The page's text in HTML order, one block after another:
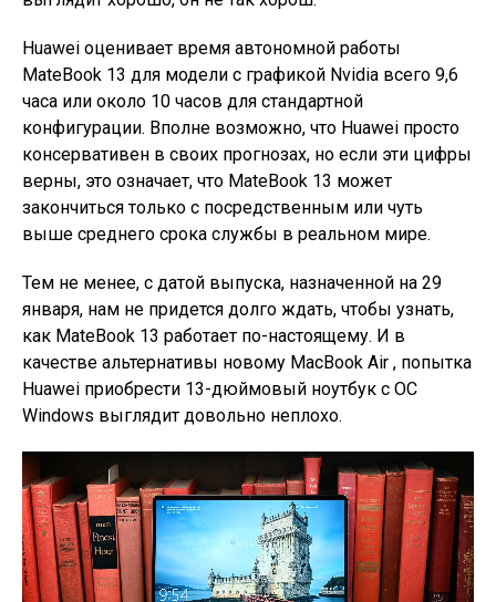
Huawei оценивает время автономной работы
MateBook 13 для модели с графикой Nvidia всего 9,6
часа или около 10 часов для стандартной
конфигурации. Вполне возможно, что Huawei просто
консервативен в своих прогнозах, но если эти цифры
верны, это означает, что MateBook 13 может
закончиться только с посредственным или чуть
выше среднего срока службы в реальном мире.
Тем не менее, с датой выпуска, назначенной на 29
января, нам не придется долго ждать, чтобы узнать,
как MateBook 13 работает по-настоящему. И в
качестве альтернативы новому MacBook Air , попытка
Huawei приобрести 13-дюймовый ноутбук с ОС
Windows выглядит довольно неплохо.